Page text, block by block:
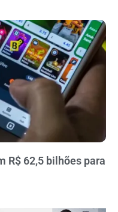
R$ 62,5 bilhões para